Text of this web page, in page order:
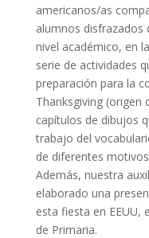
americanos/as
alumnos disfrazados
nivel académico, en
serie de actividades
preparación para la
Thanksgiving (origen
capítulos de dibujos
trabajo del
de diferentes
Además, nuestra
elaborado una
esta fiesta en EEUU,
de Primaria.